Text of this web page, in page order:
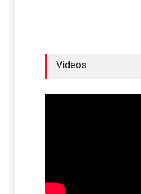
Videos